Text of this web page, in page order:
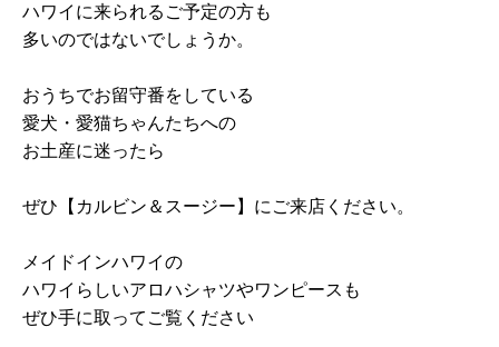
ハワイに来られるご予定の方も
多いのではないでしょうか。
おうちでお留守番をしている
愛犬・愛猫ちゃんたちへの
お土産に迷ったら
ぜひ【カルビン＆スージー】にご来店ください。
メイドインハワイの
ハワイらしいアロハシャツやワンピースも
ぜひ手に取ってご覧ください